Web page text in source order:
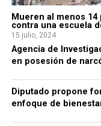
Mueren al menos
contra una escuela
15 julio, 2024
Agencia de
en posesión de
Diputado propone
enfoque de